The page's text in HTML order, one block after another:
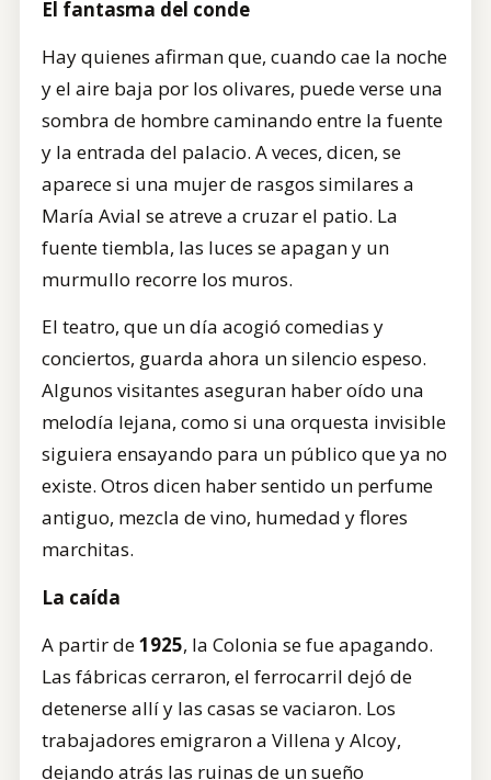
El fantasma del conde
Hay quienes afirman que, cuando cae la noche
y el aire baja por los olivares, puede verse una
sombra de hombre caminando entre la fuente
y la entrada del palacio. A veces, dicen, se
aparece si una mujer de rasgos similares a
María Avial se atreve a cruzar el patio. La
fuente tiembla, las luces se apagan y un
murmullo recorre los muros.
El teatro, que un día acogió comedias y
conciertos, guarda ahora un silencio espeso.
Algunos visitantes aseguran haber oído una
melodía lejana, como si una orquesta invisible
siguiera ensayando para un público que ya no
existe. Otros dicen haber sentido un perfume
antiguo, mezcla de vino, humedad y flores
marchitas.
La caída
A partir de1925, la Colonia se fue apagando.
Las fábricas cerraron, el ferrocarril dejó de
detenerse allí y las casas se vaciaron. Los
trabajadores emigraron a Villena y Alcoy,
dejando atrás las ruinas de un sueño